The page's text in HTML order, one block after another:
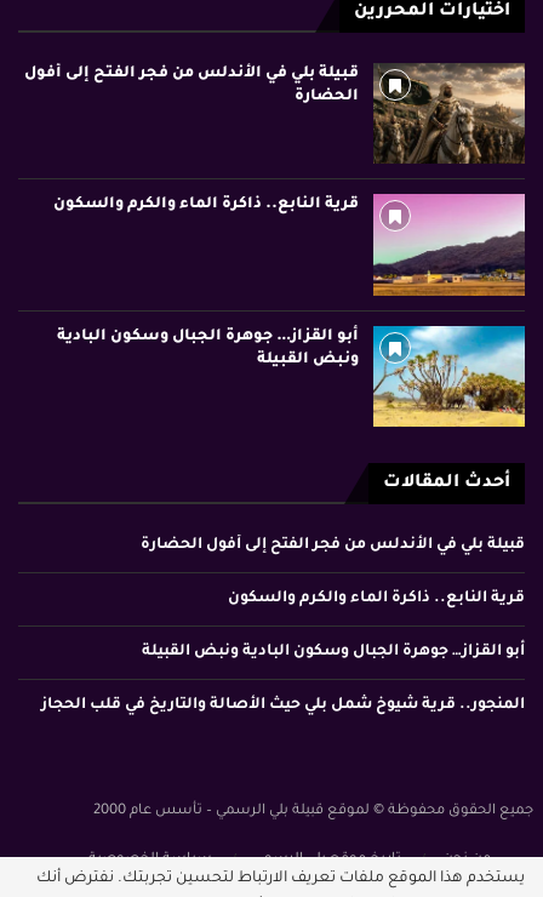
اختيارات المحررين
قبيلة بلي في الأندلس من فجر الفتح إلى أفول
الحضارة
قرية النابع.. ذاكرة الماء والكرم والسكون
أبو القزاز… جوهرة الجبال وسكون البادية
ونبض القبيلة
أحدث المقالات
قبيلة بلي في الأندلس من فجر الفتح إلى أفول الحضارة
قرية النابع.. ذاكرة الماء والكرم والسكون
أبو القزاز… جوهرة الجبال وسكون البادية ونبض القبيلة
المنجور.. قرية شيوخ شمل بلي حيث الأصالة والتاريخ في قلب الحجاز
جميع الحقوق محفوظة © لموقع قبيلة بلي الرسمي – تأسس عام 2000
من نحن تاريخ موقع بلي الرسمي
سياسة الخصوصية
يستخدم هذا الموقع ملفات تعريف الارتباط لتحسين تجربتك. نفترض أنك